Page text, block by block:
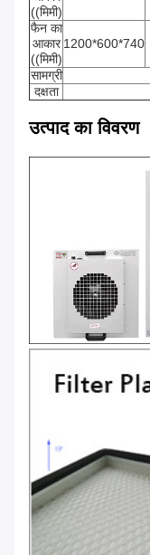
((मिमी)
फैन का
आकार
((मिमी)
1200*600*740
सामग्री
दक्षता
उत्पाद का विवरण